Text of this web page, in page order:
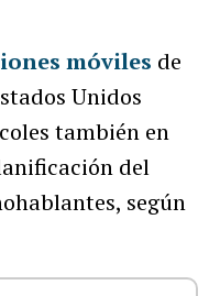
móviles de
Unidos
también en
del
según